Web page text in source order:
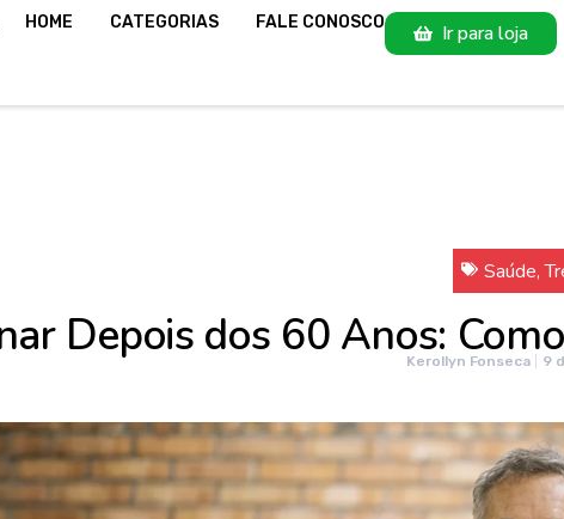
HOME CATEGORIAS FALE CONOSCO Ir para loja
Saúde,
Depois dos 60 Anos:Kerollyn Fonseca 9